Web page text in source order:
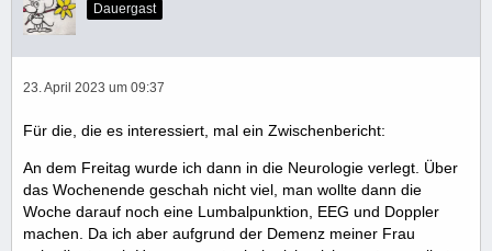
Dauergast
23. April 2023 um 09:37
Für die, die es interessiert, mal ein Zwischenbericht:
An dem Freitag wurde ich dann in die Neurologie verlegt. Über
das Wochenende geschah nicht viel, man wollte dann die
Woche darauf noch eine Lumbalpunktion, EEG und Doppler
machen. Da ich aber aufgrund der Demenz meiner Frau